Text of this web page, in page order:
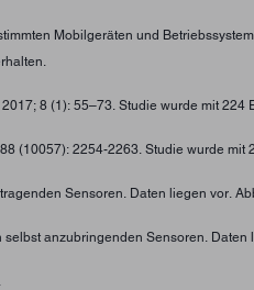
Mobilgeräten und
8 (1): 55–73. Studie wurde mit 224
(10057): 2254-2263. Studie wurde mit
Sensoren. Daten liegen vor.
selbst anzubringenden Sensoren.